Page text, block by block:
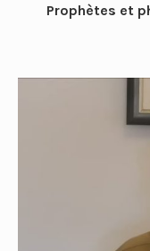
Prophètes et